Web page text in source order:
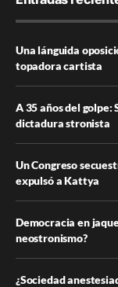
Una lánguida
topadora cartista
A 35 años del golpe:
dictadura stronista
Un Congreso
expulsó a Kattya
Democracia en
neostronismo?
¿Sociedad